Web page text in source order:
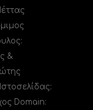
&
Domain: